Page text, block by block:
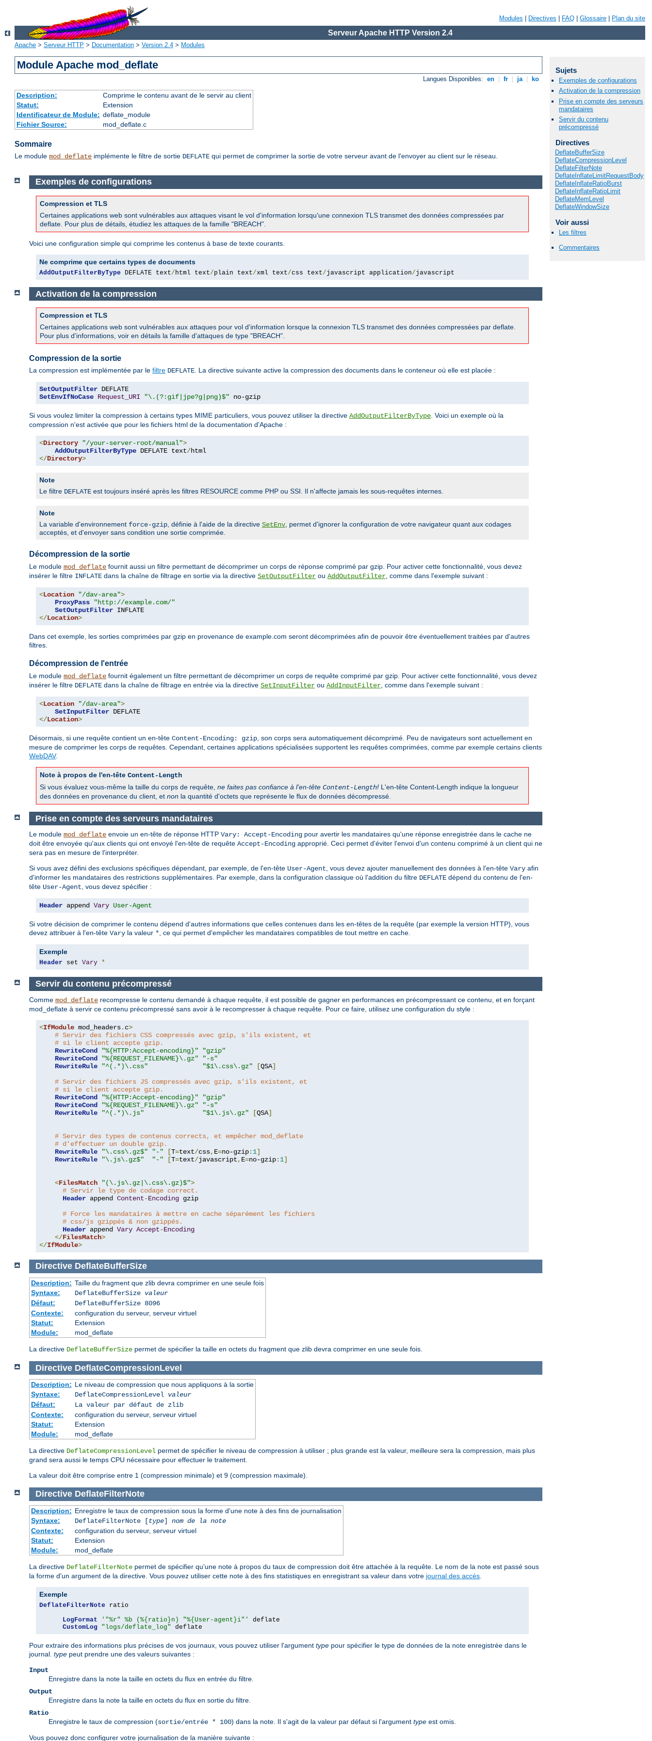
Modules Directives FAQ Glossaire Plan du site
Serveur Apache HTTP Version 2.4
Apache > Serveur HTTP > Documentation > Version 2.4 > Modules
Module Apache mod_deflate
Langues Disponibles: en fr ja ko
Description:
Comprime le contenu avant de le servir au client
Statut:
Extension
Identificateur de Module: deflate_module
Fichier Source:
mod_deflate.c
Sommaire
Le module mod_deflate implémente le filtre de sortie DEFLATE qui permet de comprimer la sortie de votre serveur avant de l'envoyer au client sur le réseau.
Sujets
Exemples de configurations
Activation de la compression
Prise en compte des serveurs
mandataires
Servir du contenu
précompressé
Directives
DeflateBufferSize
DeflateCompressionLevel
DeflateFilterNote
DeflateInflateLimitRequestBody
DeflateInflateRatioBurst
DeflateInflateRatioLimit
DeflateMemLevel
DeflateWindowSize
Voir aussi
Les filtres
Commentaires
Exemples de configurations
Compression et TLS
Certaines applications web sont vulnérables aux attaques visant le vol d'information lorsqu'une connexion TLS transmet des données compressées par
deflate. Pour plus de détails, étudiez les attaques de la famille "BREACH".
Voici une configuration simple qui comprime les contenus à base de texte courants.
Ne comprime que certains types de documents
AddOutputFilterByType DEFLATE text/ html text/plain text/xml text/css text/javascript application/javascript
Activation de la compression
Compression et TLS
Certaines applications web sont vulnérables aux attaques pour vol d'information lorsque la connexion TLS transmet des données compressées par deflate.
Pour plus d'informations, voir en détails la famille d'attaques de type "BREACH".
Compression de la sortie
La compression est implémentée par le filtre DEFLATE. La directive suivante active la compression des documents dans le conteneur où elle est placée :
SetOutputFilter
SetEnvIfNoCase Request_URI "\.(?:gif|jpe?g|png)$" no-gzip
Si vous voulez limiter la compression à certains types MIME particuliers, vous pouvez utiliser la directive AddOutputFilterByType. Voici un exemple où la
compression n'est activée que pour les fichiers html de la documentation d'Apache :
<Directory "/your-server-root/manual">
AddOutputFilterByType DEFLATE text/
</Directory>
Note
Le filtre DEFLATE est toujours inséré après les filtres RESOURCE comme PHP ou SSI. Il n'affecte jamais les sous-requêtes internes.
Note
La variable d'environnement force-gzip, définie à l'aide de la directive SetEnv, permet d'ignorer la configuration de votre navigateur quant aux codages
acceptés, et d'envoyer sans condition une sortie comprimée.
Décompression de la sortie
Le module mod_deflate fournit aussi un filtre permettant de décomprimer un corps de réponse comprimé par gzip. Pour activer cette fonctionnalité, vous devez
insérer le filtre INFLATE dans la chaîne de filtrage en sortie via la directive SetOutputFilter ou AddOutputFilter , comme dans l'exemple suivant :
<Location "/dav-area">
ProxyPass
"http://example.com/"
SetOutputFilter
</Location>
Dans cet exemple, les sorties comprimées par gzip en provenance de example.com seront décomprimées afin de pouvoir être éventuellement traitées par d'autres
filtres.
Décompression de l'entrée
Le module mod_deflate fournit également un filtre permettant de décomprimer un corps de requête comprimé par gzip. Pour activer cette fonctionnalité, vous devez
insérer le filtre DEFLATE dans la chaîne de filtrage en entrée via la directive SetInputFilter ou AddInputFilter , comme dans l'exemple suivant :
<Location "/dav-area">
SetInputFilter
</Location>
Désormais, si une requête contient un en-tête Content-Encoding: gzip , son corps sera automatiquement décomprimé. Peu de navigateurs sont actuellement en
mesure de comprimer les corps de requêtes. Cependant, certaines applications spécialisées supportent les requêtes comprimées, comme par exemple certains clients
WebDAV.
Note à propos de l'en-tête Content-Length
Si vous évaluez vous-même la taille du corps de requête, ne faites pas confiance à l'en-tête Content-Length! L'en-tête Content-Length indique la longueur
des données en provenance du client, et non la quantité d'octets que représente le flux de données décompressé.
Prise en compte des serveurs mandataires
Le module mod_deflate envoie un en-tête de réponse HTTP Vary: Accept-Encoding pour avertir les mandataires qu'une réponse enregistrée dans le cache ne
doit être envoyée qu'aux clients qui ont envoyé l'en-tête de requête Accept-Encoding approprié. Ceci permet d'éviter l'envoi d'un contenu comprimé à un client qui ne
sera pas en mesure de l'interpréter.
Si vous avez défini des exclusions spécifiques dépendant, par exemple, de l'en-tête User-Agent , vous devez ajouter manuellement des données à l'en-tête Vary afin
d'informer les mandataires des restrictions supplémentaires. Par exemple, dans la configuration classique où l'addition du filtre DEFLATE dépend du contenu de l'en-
tête User-Agent , vous devez spécifier :
Header append Vary User-Agent
Si votre décision de comprimer le contenu dépend d'autres informations que celles contenues dans les en-têtes de la requête (par exemple la version HTTP), vous
devez attribuer à l'en-tête Vary la valeur * , ce qui permet d'empêcher les mandataires compatibles de tout mettre en cache.
Exemple
Header set Vary *
Servir du contenu précompressé
Comme mod_deflate recompresse le contenu demandé à chaque requête, il est possible de gagner en performances en précompressant ce contenu, et en forçant
mod_deflate à servir ce contenu précompressé sans avoir à le recompresser à chaque requête. Pour ce faire, utilisez une configuration du style :
<IfModule mod_headers. c>
# Servir des fichiers CSS compressés avec gzip, s'ils existent, et
# si le client accepte gzip.
RewriteCond
"%{HTTP:Accept-encoding}"
"gzip"
RewriteCond
"%{REQUEST_FILENAME}\.gz"
"-s"
RewriteRule
"^(.*)\.css" "$1\.css\.gz" [QSA]
# Servir des fichiers JS compressés avec gzip, s'ils existent, et
# si le client accepte gzip.
RewriteCond
"%{HTTP:Accept-encoding}"
"gzip"
RewriteCond
"%{REQUEST_FILENAME}\.gz"
"-s"
RewriteRule
"^(.*)\.js" "$1\.js\.gz" [QSA]
# Servir des types de contenus corrects, et empêcher mod_deflate
# d'effectuer un double gzip.
RewriteRule
"\.css\.gz$" "-" [T=text/css, E=no-gzip: 1]
RewriteRule
"\.js\.gz$" "-" [T=text/javascript, E=no-gzip: 1]
<FilesMatch "(\.js\.gz|\.css\.gz)$">
# Servir le type de codage correct.
Header append Content-Encoding gzip
# Force les mandataires à mettre en cache séparément les fichiers
# css/js gzippés & non gzippés.
Header append Vary Accept-Encoding
</FilesMatch>
</IfModule>
Directive DeflateBufferSize
Description: Taille du fragment que zlib devra comprimer en une seule fois
Syntaxe:
DeflateBufferSize valeur
Défaut:
DeflateBufferSize 8096
Contexte:
configuration du serveur, serveur virtuel
Statut:
Extension
Module:
mod_deflate
La directive DeflateBufferSize permet de spécifier la taille en octets du fragment que zlib devra comprimer en une seule fois.
Directive DeflateCompressionLevel
Description: Le niveau de compression que nous appliquons à la sortie
Syntaxe:
DeflateCompressionLevel valeur
Défaut:
La valeur par défaut de zlib
Contexte:
configuration du serveur, serveur virtuel
Statut:
Extension
Module:
mod_deflate
La directive DeflateCompressionLevel permet de spécifier le niveau de compression à utiliser ; plus grande est la valeur, meilleure sera la compression, mais plus
grand sera aussi le temps CPU nécessaire pour effectuer le traitement.
La valeur doit être comprise entre 1 (compression minimale) et 9 (compression maximale).
Directive DeflateFilterNote
Description: Enregistre le taux de compression sous la forme d'une note à des fins de journalisation
Syntaxe:
DeflateFilterNote [type] nom de la note
Contexte:
configuration du serveur, serveur virtuel
Statut:
Extension
Module:
mod_deflate
La directive DeflateFilterNote permet de spécifier qu'une note à propos du taux de compression doit être attachée à la requête. Le nom de la note est passé sous
la forme d'un argument de la directive. Vous pouvez utiliser cette note à des fins statistiques en enregistrant sa valeur dans votre journal des accès
Exemple
DeflateFilterNote ratio
LogFormat
'"%r" %b (%{ratio}n) "%{User-agent}i"'
deflate
CustomLog
"logs/deflate_log" deflate
Pour extraire des informations plus précises de vos journaux, vous pouvez utiliser l'argument type pour spécifier le type de données de la note enregistrée dans le
journal. type peut prendre une des valeurs suivantes :
Input
Enregistre dans la note la taille en octets du flux en entrée du filtre.
Output
Enregistre dans la note la taille en octets du flux en sortie du filtre.
Ratio
Enregistre le taux de compression (sortie/entrée * 100) dans la note. Il s'agit de la valeur par défaut si l'argument type est omis.
Vous pouvez donc configurer votre journalisation de la manière suivante :